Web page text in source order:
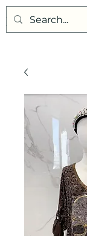
Points de